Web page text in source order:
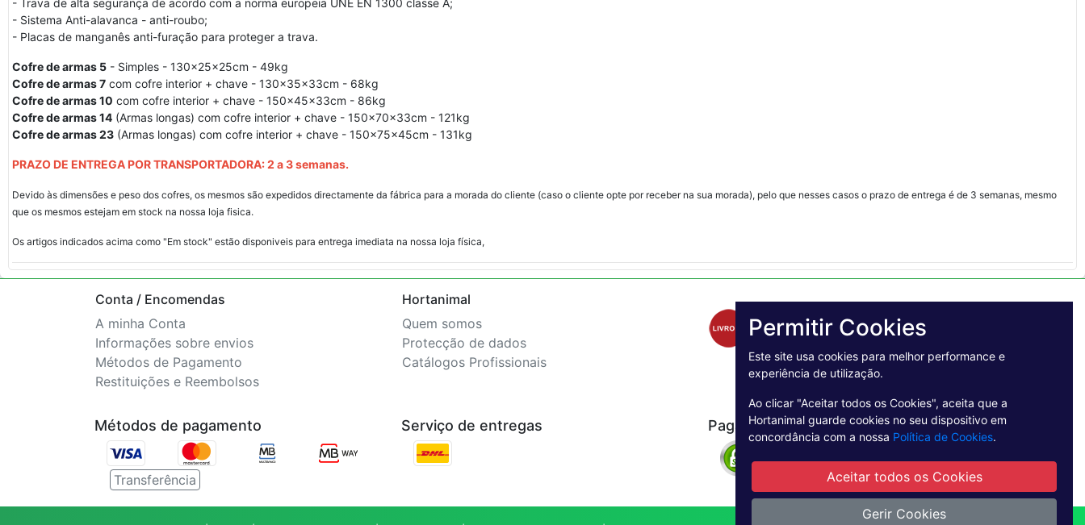
- Trava de alta segurança de acordo com a norma europeia UNE EN 1300 classe A;
- Sistema Anti-alavanca - anti-roubo;
- Placas de manganês anti-furação para proteger a trava.
Cofre de armas 5 - Simples - 130x25x25cm - 49kg
Cofre de armas 7 com cofre interior + chave - 130x35x33cm - 68kg
Cofre de armas 10 com cofre interior + chave - 150x45x33cm - 86kg
Cofre de armas 14 (Armas longas) com cofre interior + chave - 150x70x33cm - 121kg
Cofre de armas 23 (Armas longas) com cofre interior + chave - 150x75x45cm - 131kg
PRAZO DE ENTREGA POR TRANSPORTADORA: 2 a 3 semanas.
Devido às dimensões e peso dos cofres, os mesmos são expedidos directamente da fábrica para a morada do cliente (caso o cliente opte por receber na sua morada), pelo que nesses casos o prazo de entrega é de 3 semanas, mesmo
que os mesmos estejam em stock na nossa loja fisica.
Os artigos indicados acima como "Em stock" estão disponiveis para entrega imediata na nossa loja física,
Conta / Encomendas
A minha Conta
Informações sobre envios
Métodos de Pagamento
Restituições e Reembolsos
Hortanimal
Quem somos
Protecção de dados
Catálogos Profissionais
Métodos de pagamento
Transferência
Serviço de entregas Pagamento Seguro
Permitir Cookies
Este site usa cookies para melhor performance e
experiência de utilização.
Ao clicar "Aceitar todos os Cookies", aceita que a
Hortanimal guarde cookies no seu dispositivo em
concordância com a nossa Política de Cookies.
Aceitar todos os Cookies
Gerir Cookies